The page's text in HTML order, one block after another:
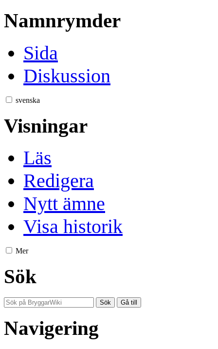
Namnrymder
Sida
Diskussion
svenska
Visningar
Läs
Redigera
Nytt ämne
Visa historik
Mer
Sök
Navigering